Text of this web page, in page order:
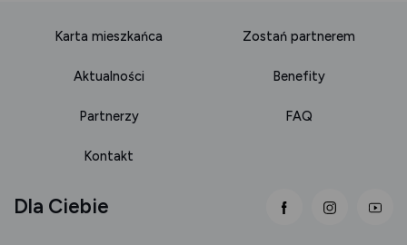
Karta mieszkańca Zostań partnerem
Aktualności Benefity
Partnerzy FAQ
Kontakt
link otwiera się
link
Dla Ciebie